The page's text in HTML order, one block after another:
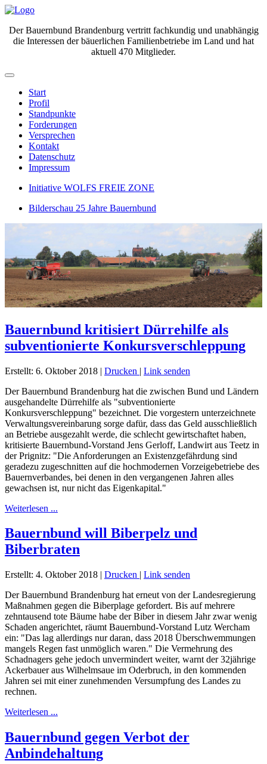
Der Bauernbund Brandenburg vertritt fachkundig und unabhängig
die Interessen der bäuerlichen Familienbetriebe im Land und hat
aktuell 470 Mitglieder.
Start
Profil
Standpunkte
Forderungen
Versprechen
Kontakt
Datenschutz
Impressum
Initiative WOLFS FREIE ZONE
Bilderschau 25 Jahre Bauernbund
Bauernbund kritisiert Dürrehilfe als
subventionierte Konkursverschleppung
Erstellt: 6. Oktober 2018 | Drucken | Link senden
Der Bauernbund Brandenburg hat die zwischen Bund und Ländern
ausgehandelte Dürrehilfe als "subventionierte
Konkursverschleppung" bezeichnet. Die vorgestern unterzeichnete
Verwaltungsvereinbarung sorge dafür, dass das Geld ausschließlich
an Betriebe ausgezahlt werde, die schlecht gewirtschaftet haben,
kritisierte Bauernbund-Vorstand Jens Gerloff, Landwirt aus Teetz in
der Prignitz: "Die Anforderungen an Existenzgefährdung sind
geradezu zugeschnitten auf die hochmodernen Vorzeigebetriebe des
Bauernverbandes, bei denen in den vergangenen Jahren alles
gewachsen ist, nur nicht das Eigenkapital."
Weiterlesen ...
Bauernbund will Biberpelz und
Biberbraten
Erstellt: 4. Oktober 2018 | Drucken | Link senden
Der Bauernbund Brandenburg hat erneut von der Landesregierung
Maßnahmen gegen die Biberplage gefordert. Bis auf mehrere
zehntausend tote Bäume habe der Biber in diesem Jahr zwar wenig
Schaden angerichtet, räumt Bauernbund-Vorstand Lutz Wercham
ein: "Das lag allerdings nur daran, dass 2018 Überschwemmungen
mangels Regen fast unmöglich waren." Die Vermehrung des
Schadnagers gehe jedoch unvermindert weiter, warnt der 32jährige
Ackerbauer aus Wilhelmsaue im Oderbruch, in den kommenden
Jahren sei mit einer zunehmenden Versumpfung des Landes zu
rechnen.
Weiterlesen ...
Bauernbund gegen Verbot der
Anbindehaltung